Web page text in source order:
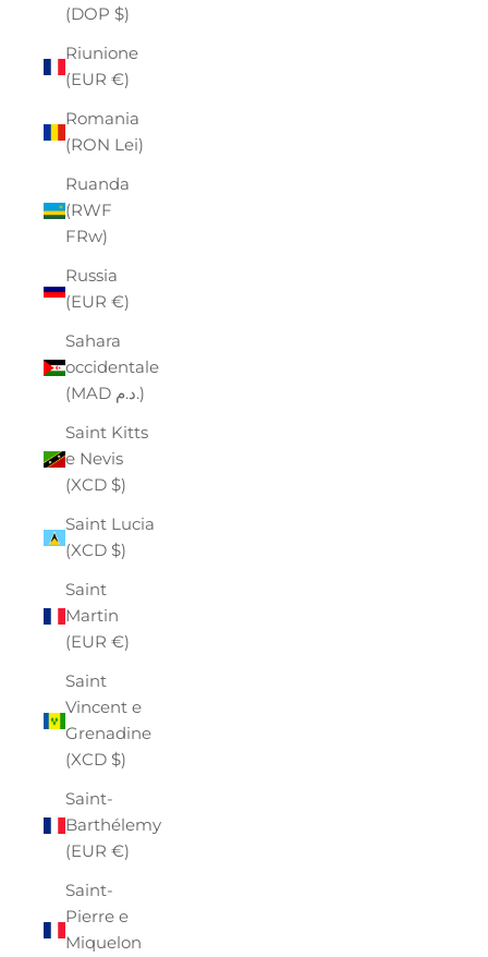
(DOP $)
Riunione
(EUR €)
Romania
(RON Lei)
Ruanda
(RWF
FRw)
Russia
(EUR €)
Sahara
occidentale
(MAD د.م.)
Saint Kitts
e Nevis
(XCD $)
Saint Lucia
(XCD $)
Saint
Martin
(EUR €)
Saint
Vincent e
Grenadine
(XCD $)
Saint-
Barthélemy
(EUR €)
Saint-
Pierre e
Miquelon